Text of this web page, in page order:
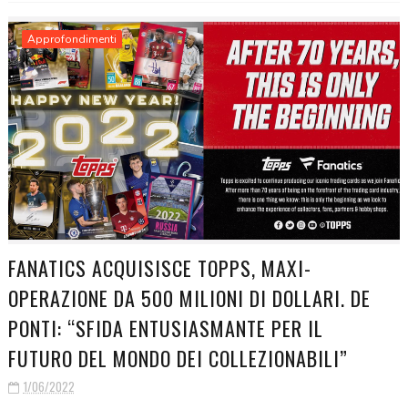
Approfondimenti
FANATICS ACQUISISCE TOPPS, MAXI-
OPERAZIONE DA 500 MILIONI DI DOLLARI. DE
PONTI: “SFIDA ENTUSIASMANTE PER IL
FUTURO DEL MONDO DEI COLLEZIONABILI”
1/06/2022